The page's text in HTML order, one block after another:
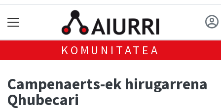
KOMUNITATEA
Campenaerts-ek hirugarrena
Qhubecari